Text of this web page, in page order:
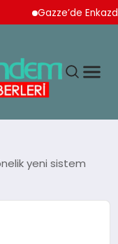
Gazze’de Enkazdan
yeni sistem